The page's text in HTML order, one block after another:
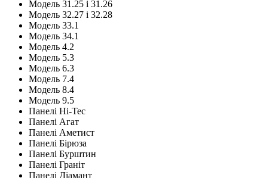
Модель 31.25 і 31.26
Модель 32.27 і 32.28
Модель 33.1
Модель 34.1
Модель 4.2
Модель 5.3
Модель 6.3
Модель 7.4
Модель 8.4
Модель 9.5
Панелі Hi-Tec
Панелі Агат
Панелі Аметист
Панелі Бірюза
Панелі Бурштин
Панелі Граніт
Панелі Діамант